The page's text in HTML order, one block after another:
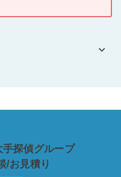
探偵グループ
/お見積り